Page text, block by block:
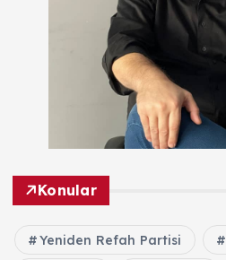
Konular
Yeniden Refah Partisi